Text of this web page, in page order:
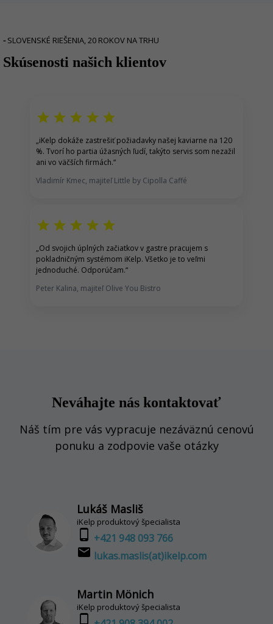
- SLOVENSKÉ RIEŠENIA, 20 ROKOV NA TRHU
Skúsenosti našich klientov
star star star star star
„iKelp dokáže zastrešiť požiadavky našej kaviarne na 120
%. Tvorí ho partia úžasných ľudí, takýto servis som nezažil
ani vo väčších firmách.“
Vladimír Kmec, majiteľ Little by Cipolla Caffé
star star star star star
„Od svojich úplných začiatkov v gastre pracujem s
pokladničným systémom iKelp. Všetko je to veľmi
jednoduché. Odporúčam.“
Peter Kalina, majiteľ Olive You Bistro
Neváhajte nás kontaktovať
Náš tím pre vás vypracuje nezáväznú cenovú
ponuku a zodpovie vaše otázky
Lukáš Masliš
iKelp produktový špecialista
phone_android +421 948 093 766
email lukas.maslis(at)ikelp.com
Martin Mönich
iKelp produktový špecialista
phone_android